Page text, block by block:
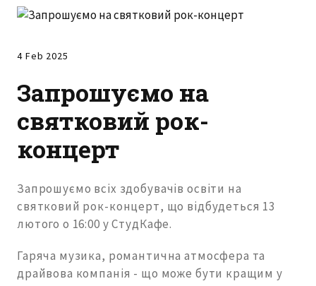
4 Feb 2025
Запрошуємо на
святковий рок-
концерт
Запрошуємо всіх здобувачів освіти на
святковий рок-концерт, що відбудеться 13
лютого о 16:00 у СтудКафе.
Гаряча музика, романтична атмосфера та
драйвова компанія - що може бути кращим у